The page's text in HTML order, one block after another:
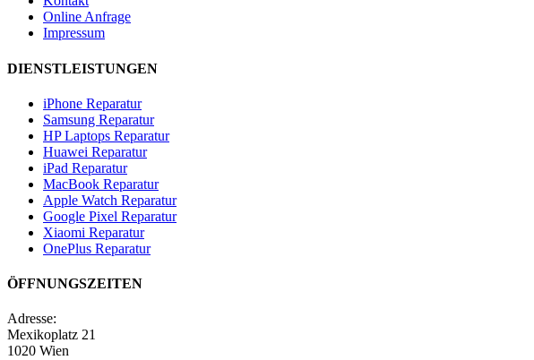
Online Anfrage
Impressum
DIENSTLEISTUNGEN
iPhone Reparatur
Samsung Reparatur
HP Laptops Reparatur
Huawei Reparatur
iPad Reparatur
MacBook Reparatur
Apple Watch Reparatur
Google Pixel Reparatur
Xiaomi Reparatur
OnePlus Reparatur
ÖFFNUNGSZEITEN
Adresse:
Mexikoplatz 21
1020 Wien